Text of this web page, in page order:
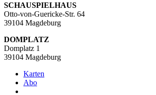
SCHAUSPIELHAUS
Otto-von-Guericke-Str. 64
39104 Magdeburg
DOMPLATZ
Domplatz 1
39104 Magdeburg
Karten
Abo